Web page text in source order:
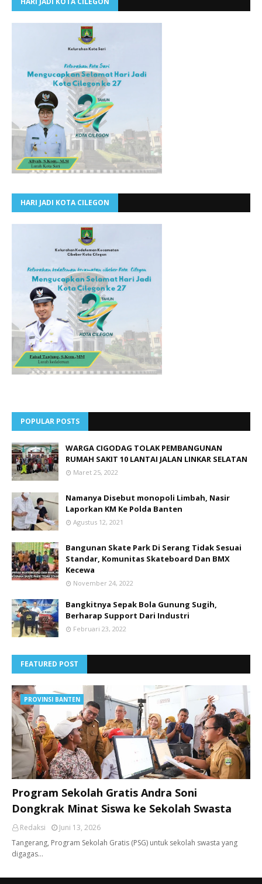
HARI JADI KOTA CILEGON
POPULAR POSTS
WARGA CIGODAG TOLAK PEMBANGUNAN
RUMAH SAKIT 10 LANTAI JALAN LINKAR SELATAN
Maret 25, 2022
Namanya Disebut monopoli Limbah, Nasir
Laporkan KM Ke Polda Banten
Agustus 12, 2021
Bangunan Skate Park Di Serang Tidak Sesuai
Standar, Komunitas Skateboard Dan BMX
Kecewa
November 24, 2022
Bangkitnya Sepak Bola Gunung Sugih,
Berharap Support Dari Industri
Februari 23, 2022
FEATURED POST
PROVINSI BANTEN
Program Sekolah Gratis Andra Soni
Dongkrak Minat Siswa ke Sekolah Swasta
Redaksi
Juni 13, 2026
Tangerang, ​Program Sekolah Gratis (PSG) untuk sekolah swasta yang
digagas…